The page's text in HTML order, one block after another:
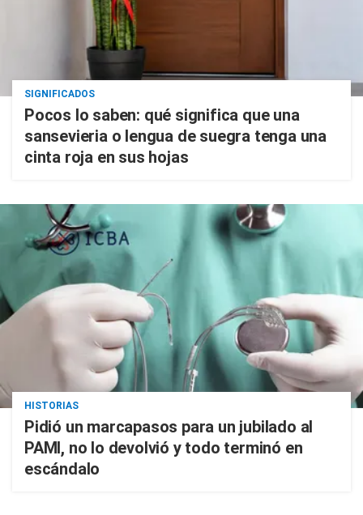
SIGNIFICADOS
Pocos lo saben: qué significa que una
sansevieria o lengua de suegra tenga una
cinta roja en sus hojas
HISTORIAS
Pidió un marcapasos para un jubilado al
PAMI, no lo devolvió y todo terminó en
escándalo